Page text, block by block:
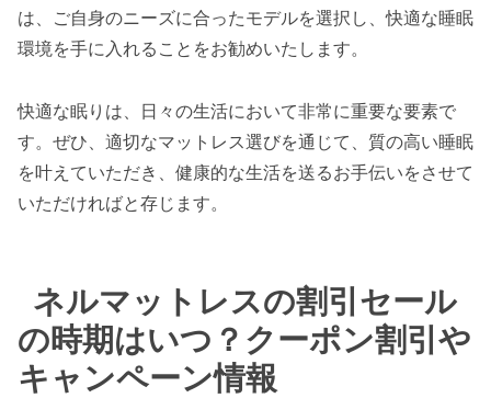
は、ご自身のニーズに合ったモデルを選択し、快適な睡眠
環境を手に入れることをお勧めいたします。
快適な眠りは、日々の生活において非常に重要な要素で
す。ぜひ、適切なマットレス選びを通じて、質の高い睡眠
を叶えていただき、健康的な生活を送るお手伝いをさせて
いただければと存じます。
ネルマットレスの割引セール
の時期はいつ？クーポン割引や
キャンペーン情報